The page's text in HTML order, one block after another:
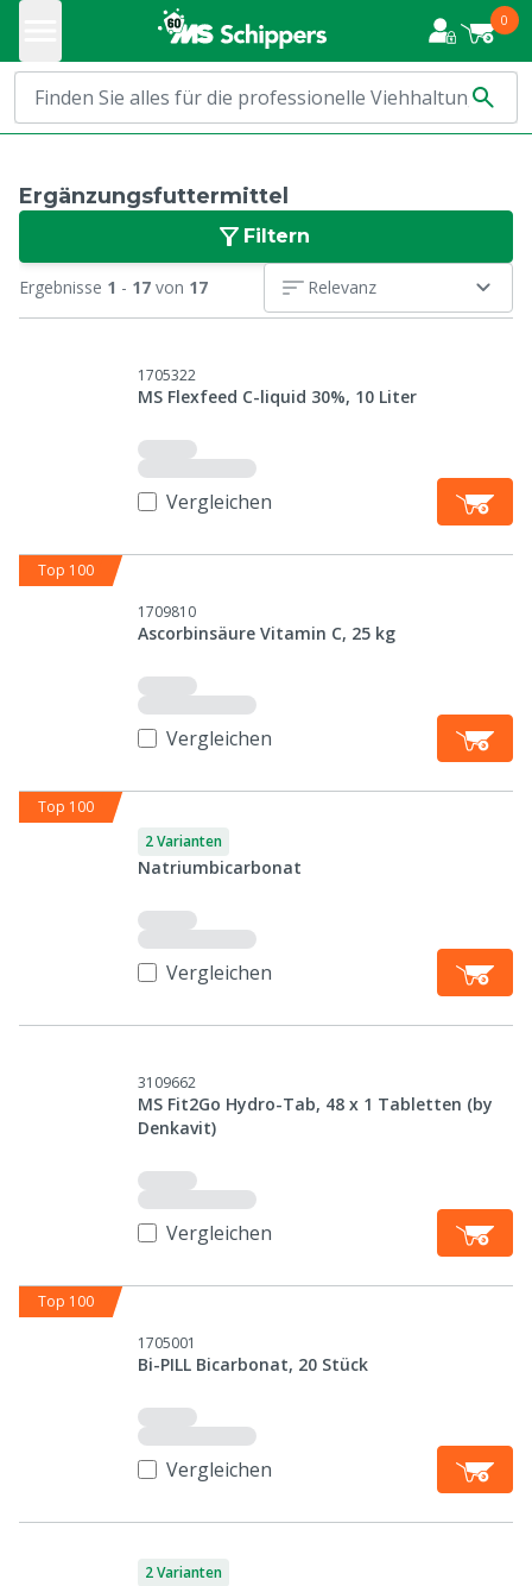
0
Ergänzungsfuttermittel
Filtern
Ergebnisse 1 - 17 von 17 Relevanz
1705322
MS Flexfeed C-liquid 30%, 10 Liter
Vergleichen
Top 100
1709810
Ascorbinsäure Vitamin C, 25 kg
Vergleichen
Top 100
2 Varianten
Natriumbicarbonat
Vergleichen
3109662
MS Fit2Go Hydro-Tab, 48 x 1 Tabletten (by
Denkavit)
Vergleichen
Top 100
1705001
Bi-PILL Bicarbonat, 20 Stück
Vergleichen
2 Varianten